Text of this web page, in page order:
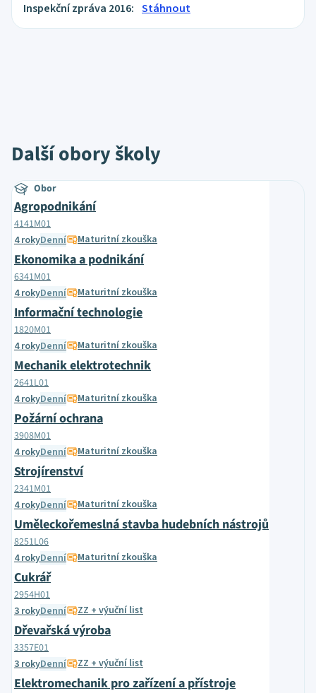
Inspekční zpráva 2016: Stáhnout
Další obory školy
Obor
Agropodnikání
4141M01
4 rokyDenní Maturitní zkouška
Ekonomika a podnikání
6341M01
4 rokyDenní Maturitní zkouška
Informační technologie
1820M01
4 rokyDenní Maturitní zkouška
Mechanik elektrotechnik
2641L01
4 rokyDenní Maturitní zkouška
Požární ochrana
3908M01
4 rokyDenní Maturitní zkouška
Strojírenství
2341M01
4 rokyDenní Maturitní zkouška
Uměleckořemeslná stavba hudebních nástrojů
8251L06
4 rokyDenní Maturitní zkouška
Cukrář
2954H01
3 rokyDenní ZZ + výuční list
Dřevařská výroba
3357E01
3 rokyDenní ZZ + výuční list
Elektromechanik pro zařízení a přístroje